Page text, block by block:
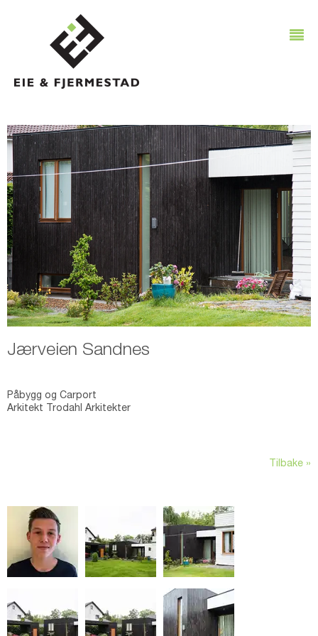
Jærveien Sandnes
Påbygg og Carport
Arkitekt Trodahl Arkitekter
Tilbake »